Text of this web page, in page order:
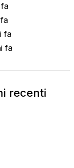
fa
fa
recenti